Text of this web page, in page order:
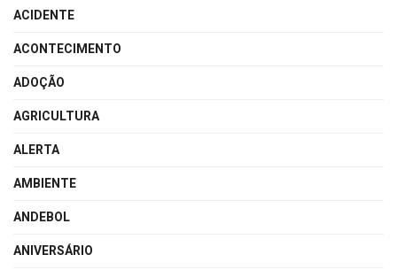
ACIDENTE
ACONTECIMENTO
ADOÇÃO
AGRICULTURA
ALERTA
AMBIENTE
ANDEBOL
ANIVERSÁRIO